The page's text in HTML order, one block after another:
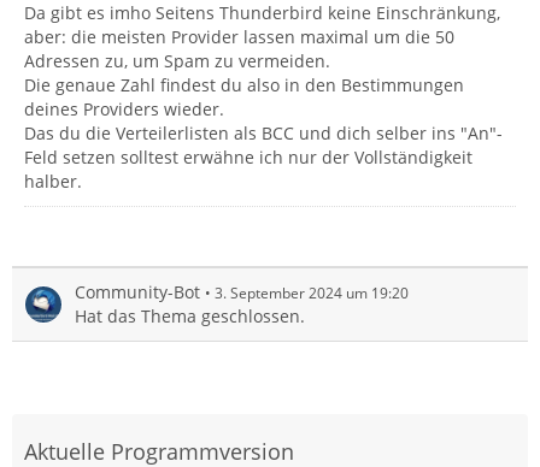
Da gibt es imho Seitens Thunderbird keine Einschränkung,
aber: die meisten Provider lassen maximal um die 50
Adressen zu, um Spam zu vermeiden.
Die genaue Zahl findest du also in den Bestimmungen
deines Providers wieder.
Das du die Verteilerlisten als BCC und dich selber ins "An"-
Feld setzen solltest erwähne ich nur der Vollständigkeit
halber.
Community-Bot 3. September 2024 um 19:20
Hat das Thema geschlossen.
Aktuelle Programmversion